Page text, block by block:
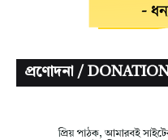
প্রণোদনা / DONATION